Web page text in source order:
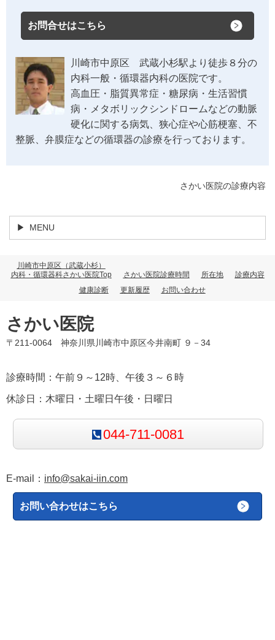
お問合せはこちら
川崎市中原区 武蔵小杉駅より徒歩８分の
内科一般・循環器内科の医院です。
高血圧・脂質異常症・糖尿病・生活習慣
病・メタボリックシンドロームなどの動脈
硬化に関する病気、狭心症や心筋梗塞、不
整脈、弁膜症などの循環器の診療を行っております。
さかい医院の診療内容
MENU
川崎市中原区（武蔵小杉）
内科・循環器科さかい医院Top
さかい医院診療時間 所在地
診療内容
健康診断
更新履歴 お問い合わせ
さかい医院
〒211-0064 神奈川県川崎市中原区今井南町 ９－34
診療時間：午前９～12時、午後３～６時
休診日：木曜日・土曜日午後・日曜日
044-711-0081
E-mail： info@sakai-iin.com
お問い合わせはこちら